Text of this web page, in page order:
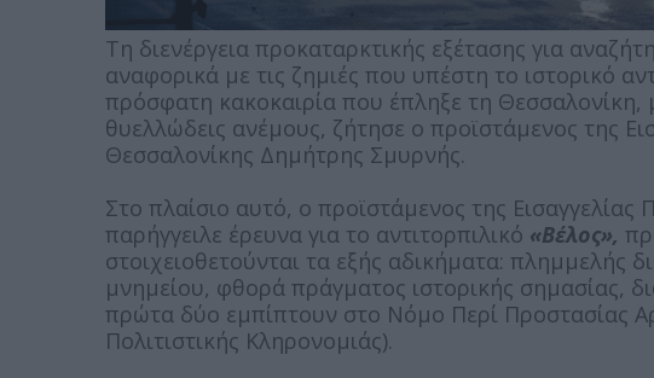
Τη διενέργεια προκαταρκτικής εξέτασης για
αναφορικά με τις ζημιές που υπέστη το ιστορικό
πρόσφατη κακοκαιρία που έπληξε τη Θεσσαλονίκη,
θυελλώδεις ανέμους, ζήτησε ο προϊστάμενος της
Θεσσαλονίκης Δημήτρης Σμυρνής.
Στο πλαίσιο αυτό, ο προϊστάμενος της
παρήγγειλε έρευνα για το αντιτορπιλικό «Βέλος»,
στοιχειοθετούνται τα εξής αδικήματα: πλημμελής
μνημείου, φθορά πράγματος ιστορικής σημασίας,
πρώτα δύο εμπίπτουν στο Νόμο Περί Προστασίας
Πολιτιστικής Κληρονομιάς).